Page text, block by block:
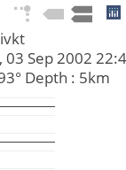
03 Sep 2002
Depth : 5km